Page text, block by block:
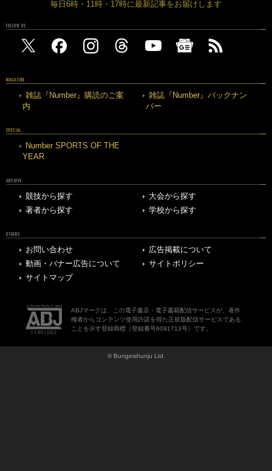
毎日6時・11時・17時に最新記事をお届けします
FOLLOW US
MAGAZINE
雑誌『Number』購読のご案
内
雑誌『Number』バックナン
バー
SPECIAL
Number SPORTS OF THE
YEAR
ARCHIVE
競技から探す
大会から探す
著者から探す
学校から探す
OTHERS
お問い合わせ
広告掲載について
動画・バナー広告について
サイトポリシー
サイトマップ
ABJマークは、この電子書店・電子書籍配信サービスが、著作
権者からコンテンツ使用許諾を得た正規版配信サービスである
ことを示す登録商標（登録番号6091713号）です。
© Bungeishunju Ltd.